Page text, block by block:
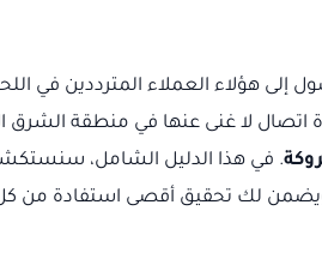
هؤلاء العملاء المترددين في
اتصال لا غنى عنها في منطقة
. في هذا الدليل الشامل،
لك تحقيق أقصى استفادة من كل